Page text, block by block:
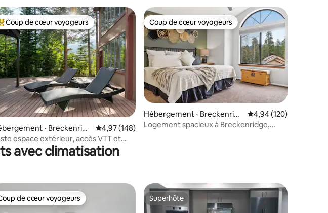
5
sur la base de 159 commentaires : 4,98 sur 5
de cœur voyageurs les plus appréciés
Coup de cœur voyageurs
⋅ Breckenridg
Évaluation moyenne sur la base de 148 commentaires : 4,97 sur 5
4,97 (148)
espace extérieur, accès VTT et
Coup de cœur voyageurs
Coup de cœur voyageurs
Hébergement ⋅ Breckenridg
e
Évaluation moyenne
4,94 (120)
Logement spacieux à Breckenridge,
avec climatisation
de cœur voyageurs
de cœur voyageurs Superhôte
Superhôte